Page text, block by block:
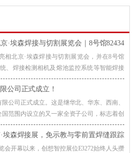
·埃森焊接与切割展览会｜8号馆82434
相北京·埃森焊接与切割展览会，并在8号馆
、焊接检测相机及熔池监控系统等智能焊接
，共同探讨焊接自动化与智能制造的发展趋
公司正式成立！
公司正式成立。这是继华北、华东、西南、
范围内设立的又一家全资子公司，标志着创
进一步完善。
埃森焊接展，免示教与零前置焊缝跟踪
会开幕以来，创想智控展位E3272始终人头攒